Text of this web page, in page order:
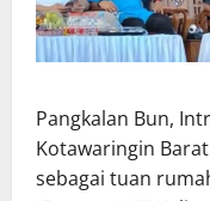
Pangkalan Bun,
Kotawaringin
sebagai tuan